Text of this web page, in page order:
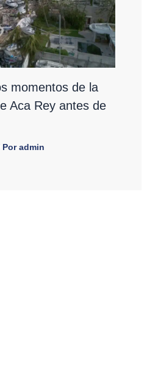
momentos de la
Aca Rey antes de
admin